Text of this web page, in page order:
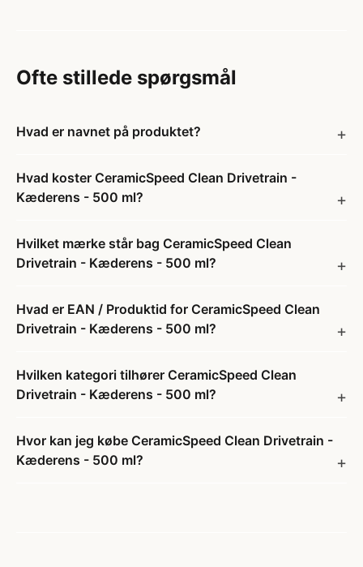
Ofte stillede spørgsmål
Hvad er navnet på produktet?
Hvad koster CeramicSpeed Clean Drivetrain -
Kæderens - 500 ml?
Hvilket mærke står bag CeramicSpeed Clean
Drivetrain - Kæderens - 500 ml?
Hvad er EAN / Produktid for CeramicSpeed Clean
Drivetrain - Kæderens - 500 ml?
Hvilken kategori tilhører CeramicSpeed Clean
Drivetrain - Kæderens - 500 ml?
Hvor kan jeg købe CeramicSpeed Clean Drivetrain -
Kæderens - 500 ml?